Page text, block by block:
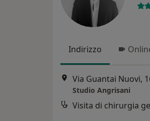
Indirizzo
Via Guantai Nuovi,
Studio Angrisani
Visita di chirurgia